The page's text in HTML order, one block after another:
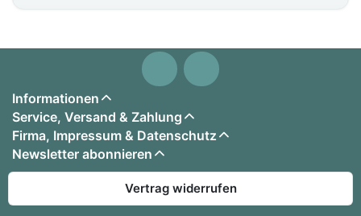
Informationen
Service, Versand & Zahlung
Firma, Impressum & Datenschutz
Newsletter abonnieren
Vertrag widerrufen